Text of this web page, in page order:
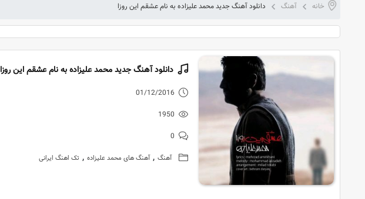
خانه آهنگ دانلود آهنگ جدید محمد علیزاده به نام عشقم این روزا
دانلود آهنگ جدید محمد علیزاده به نام عشقم این روزا
01/12/2016
1950
0
آهنگ , آهنگ های محمد علیزاده , تک اهنگ ایرانی